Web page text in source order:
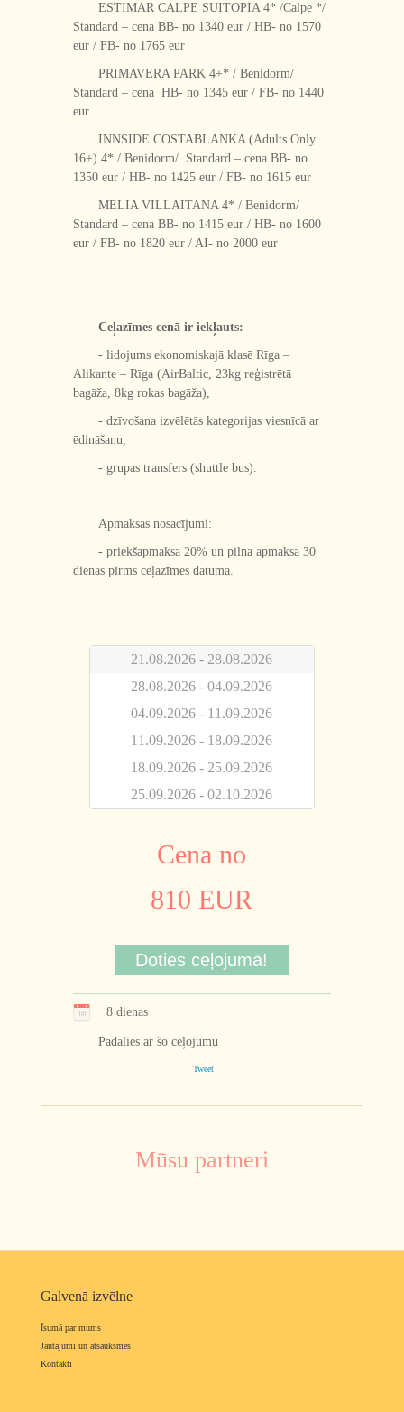
ESTIMAR CALPE SUITOPIA 4* /Calpe */
Standard – cena BB- no 1340 eur / HB- no 1570
eur / FB- no 1765 eur
PRIMAVERA PARK 4+* / Benidorm/
Standard – cena HB- no 1345 eur / FB- no 1440
eur
INNSIDE COSTABLANKA (Adults Only
16+) 4* / Benidorm/ Standard – cena BB- no
1350 eur / HB- no 1425 eur / FB- no 1615 eur
MELIA VILLAITANA 4* / Benidorm/
Standard – cena BB- no 1415 eur / HB- no 1600
eur / FB- no 1820 eur / AI- no 2000 eur
Ceļazīmes cenā ir iekļauts:
- lidojums ekonomiskajā klasē Rīga –
Alikante – Rīga (AirBaltic, 23kg reģistrētā
bagāža, 8kg rokas bagāža),
- dzīvošana izvēlētās kategorijas viesnīcā ar
ēdināšanu,
- grupas transfers (shuttle bus).
Apmaksas nosacījumi:
- priekšapmaksa 20% un pilna apmaksa 30
dienas pirms ceļazīmes datuma.
21.08.2026 - 28.08.2026
28.08.2026 - 04.09.2026
04.09.2026 - 11.09.2026
11.09.2026 - 18.09.2026
18.09.2026 - 25.09.2026
25.09.2026 - 02.10.2026
Cena no
810 EUR
Doties ceļojumā!
8 dienas
Padalies ar šo ceļojumu
Tweet
Mūsu partneri
Galvenā izvēlne
Īsumā par mums
Jautājumi un atsauksmes
Kontakti